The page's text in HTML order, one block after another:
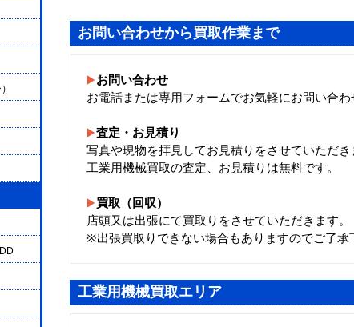
お問い合わせから買取作業まで
お問い合わせ
お電話または専用フォームでお気軽にお問い合わ
査定・お見積り
写真や現物を拝見してお見積りをさせていただき
工業用機械買取の査定、お見積りは無料です。
買取（回収）
店頭又は出張にて買取りをさせていただきます。
※出張買取りできない場合もありますのでご了承
工業用機械買取エリア